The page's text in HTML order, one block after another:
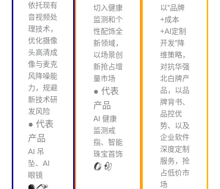
依托现有
音视频处
理技术，
优化摄像
头高清成
像与麦克
风降噪能
力，规避
新技术研
发风险
● 代表
产品
AI 吊
坠、AI
眼镜
切入健康
监测和个
性配饰全
新领域，
以场景创
新抢占增
量市场
● 代表
产品
AI 健康
监测戒
指、智能
珠宝首饰
以”品牌
+成本
+AI定制
开发”降
维策略，
对抗华强
北白牌产
品，以品
牌背书、
品控优
势、以及
企业软件
深度定制
服务，抢
占低价市
场